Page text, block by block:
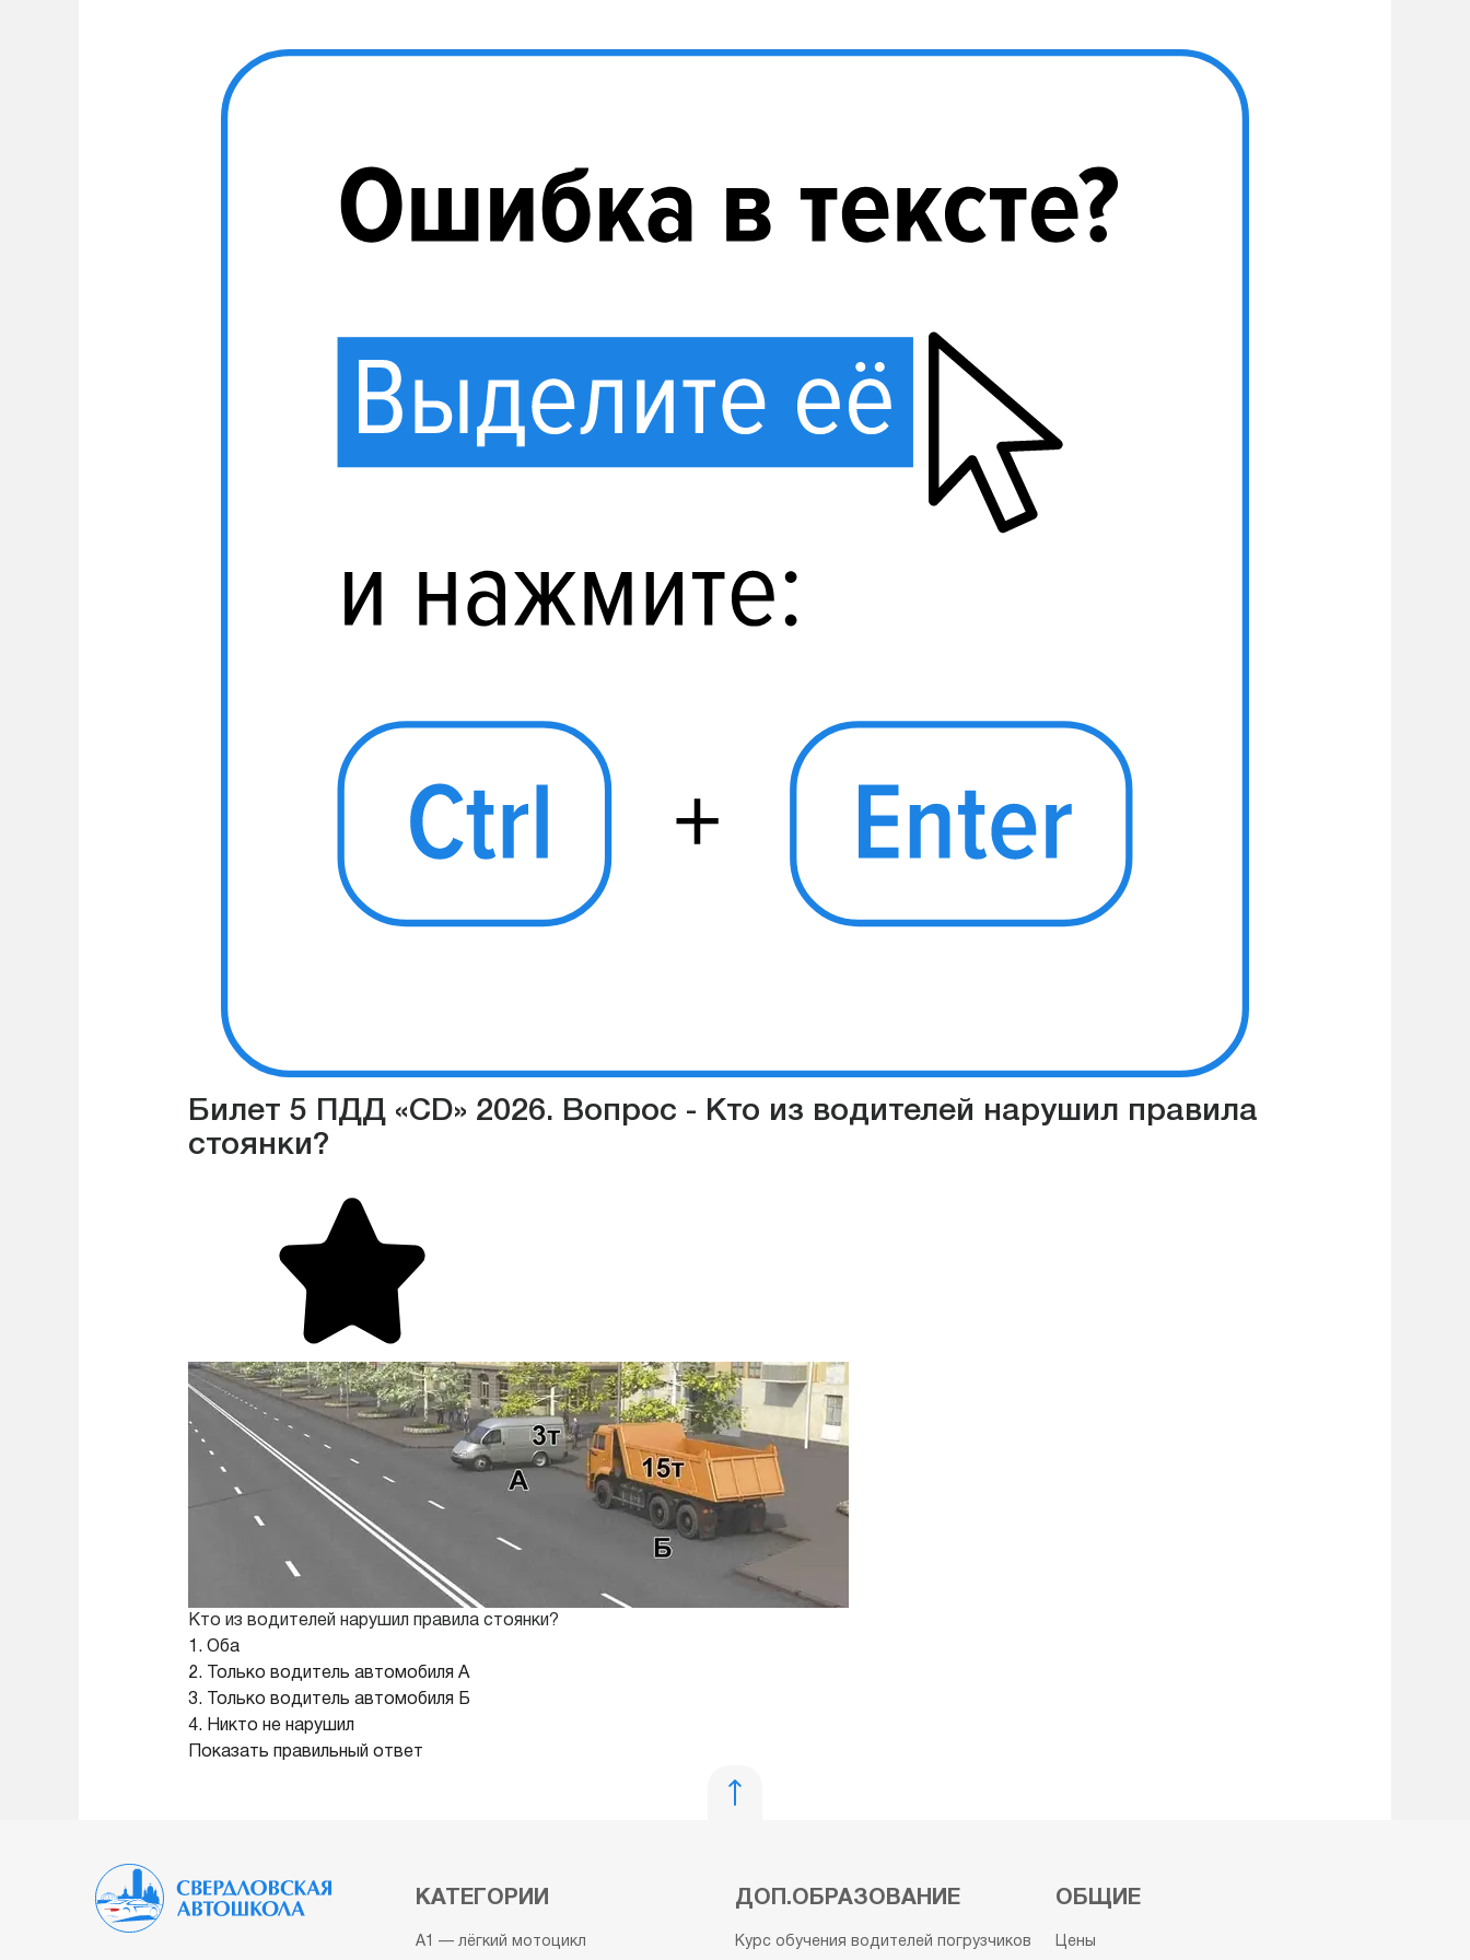
Билет 5 ПДД «CD» 2026. Вопрос - Кто из водителей нарушил правила
стоянки?
Кто из водителей нарушил правила стоянки?
1. Оба
2. Только водитель автомобиля А
3. Только водитель автомобиля Б
4. Никто не нарушил
Показать правильный ответ
КАТЕГОРИИ
A1 — лёгкий мотоцикл
ДОП.ОБРАЗОВАНИЕ
Курс обучения водителей погрузчиков
ОБЩИЕ
Цены